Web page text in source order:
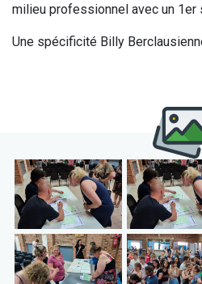
milieu professionnel avec un 1er
Une spécificité Billy